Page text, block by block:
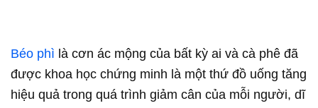
Béo phì là cơn ác mộng của bất kỳ ai và cà phê đã
được khoa học chứng minh là một thứ đồ uống tăng
hiệu quả trong quá trình giảm cân của mỗi người, dĩ